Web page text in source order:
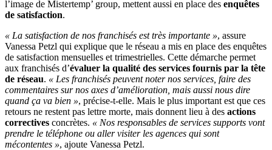
l’image de Mistertemp’ group, mettent aussi en place des enquêtes
de satisfaction.
« La satisfaction de nos franchisés est très importante », assure
Vanessa Petzl qui explique que le réseau a mis en place des enquêtes
de satisfaction mensuelles et trimestrielles. Cette démarche permet
aux franchisés d’évaluer la qualité des services fournis par la tête
de réseau. « Les franchisés peuvent noter nos services, faire des
commentaires sur nos axes d’amélioration, mais aussi nous dire
quand ça va bien », précise-t-elle. Mais le plus important est que ces
retours ne restent pas lettre morte, mais donnent lieu à des actions
correctives concrètes. « Nos responsables de services supports vont
prendre le téléphone ou aller visiter les agences qui sont
mécontentes », ajoute Vanessa Petzl.